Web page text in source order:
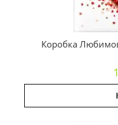
Коробка